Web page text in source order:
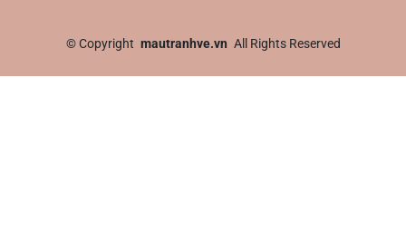
©Copyright mautranhve.vn All Rights Reserved